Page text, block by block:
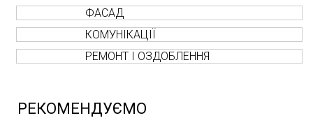
ФАСАД
КОМУНІКАЦІЇ
РЕМОНТ І ОЗДОБЛЕННЯ
РЕКОМЕНДУЄМО